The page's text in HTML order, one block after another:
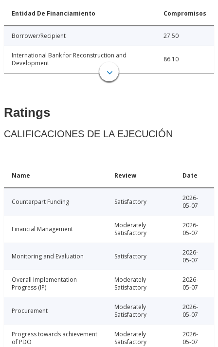
Entidad De Financiamiento Compromisos
Borrower/Recipient 27.50
International Bank for Reconstruction and
Development
86.10
Ratings
CALIFICACIONES DE LA EJECUCIÓN
Name Review Date
Counterpart Funding Satisfactory
2026-
05-07
Financial Management
Moderately
Satisfactory
2026-
05-07
Monitoring and Evaluation Satisfactory
2026-
05-07
Overall Implementation
Progress (IP)
Moderately
Satisfactory
2026-
05-07
Procurement
Moderately
Satisfactory
2026-
05-07
Progress towards achievement
of PDO
Moderately
Satisfactory
2026-
05-07